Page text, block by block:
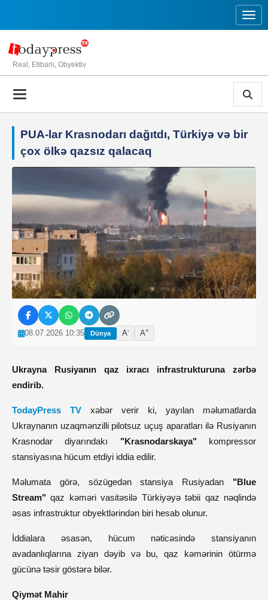
Real, Etibarlı, Obyektiv
PUA-lar Krasnodarı dağıtdı, Türkiyə və bir
çox ölkə qazsız qalacaq
08.07.2026 10:35 Dünya A- A+
Ukrayna Rusiyanın qaz ixracı infrastrukturuna zərbə
endirib.
TodayPress TV xəbər verir ki, yayılan məlumatlarda
Ukraynanın uzaqmənzilli pilotsuz uçuş aparatları ilə Rusiyanın
Krasnodar diyarındakı "Krasnodarskaya" kompressor
stansiyasına hücum etdiyi iddia edilir.
Məlumata görə, sözügedən stansiya Rusiyadan "Blue
Stream" qaz kəməri vasitəsilə Türkiyəyə təbii qaz nəqlində
əsas infrastruktur obyektlərindən biri hesab olunur.
İddialara əsasən, hücum nəticəsində stansiyanın
avadanlıqlarına ziyan dəyib və bu, qaz kəmərinin ötürmə
gücünə təsir göstərə bilər.
Qiymət Mahir